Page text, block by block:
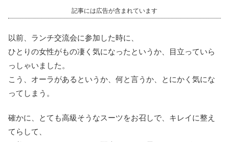
記事には広告が含まれています
以前、ランチ交流会に参加した時に、
ひとりの女性がもの凄く気になったというか、目立っていら
っしゃいました。
こう、オーラがあるというか、何と言うか、とにかく気にな
ってしまう。
確かに、とても高級そうなスーツをお召しで、キレイに整え
てらして、